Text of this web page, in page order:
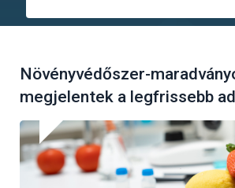
Növényvédőszer-
megjelentek a legfrissebb